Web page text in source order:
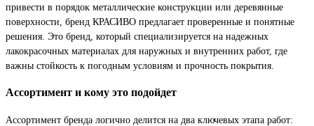
привести в порядок металлические конструкции или деревянные
поверхности, бренд КРАСИВО предлагает проверенные и понятные
решения. Это бренд, который специализируется на надежных
лакокрасочных материалах для наружных и внутренних работ, где
важны стойкость к погодным условиям и прочность покрытия.
Ассортимент и кому это подойдет
Ассортимент бренда логично делится на два ключевых этапа работ: